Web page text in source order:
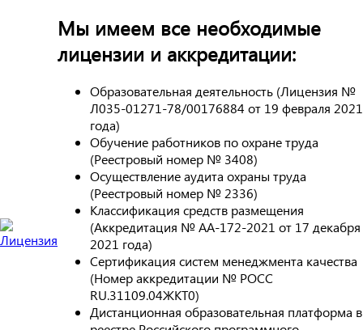
Мы имеем все необходимые
лицензии и аккредитации:
Образовательная деятельность (Лицензия №
Л035-01271-78/00176884 от 19 февраля 2021
года)
Обучение работников по охране труда
(Реестровый номер № 3408)
Осуществление аудита охраны труда
(Реестровый номер № 2336)
Классификация средств размещения
(Аккредитация № АА-172-2021 от 17 декабря
2021 года)
Сертификация систем менеджмента качества
(Номер аккредитации № РОСС
RU.31109.04ЖКТ0)
Дистанционная образовательная платформа в